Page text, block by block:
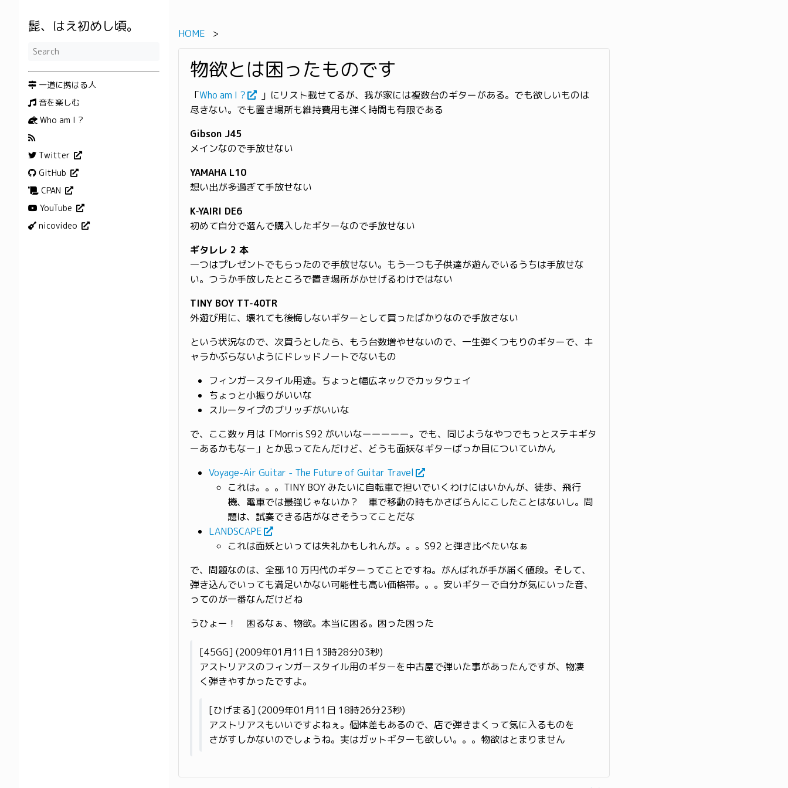
髭、はえ初めし頃。
一道に携はる人
音を楽しむ
Who am I ?
Twitter
GitHub
CPAN
YouTube
nicovideo
HOME
物欲とは困ったものです
「Who am I ?
」にリスト載せてるが、我が家には複数台のギターがある。でも欲しいものは
尽きない。でも置き場所も維持費用も弾く時間も有限である
Gibson J45
メインなので手放せない
YAMAHA L10
想い出が多過ぎて手放せない
K-YAIRI DE6
初めて自分で選んで購入したギターなので手放せない
ギタレレ 2 本
一つはプレゼントでもらったので手放せない。もう一つも子供達が遊んでいるうちは手放せな
い。つうか手放したところで置き場所がかせげるわけではない
TINY BOY TT-40TR
外遊び用に、壊れても後悔しないギターとして買ったばかりなので手放さない
という状況なので、次買うとしたら、もう台数増やせないので、一生弾くつもりのギターで、キ
ャラかぶらないようにドレッドノートでないもの
フィンガースタイル用途。ちょっと幅広ネックでカッタウェイ
ちょっと小振りがいいな
スルータイプのブリッヂがいいな
で、ここ数ヶ月は「Morris S92 がいいなーーーーー。でも、同じようなやつでもっとステキギタ
ーあるかもなー」とか思ってたんだけど、どうも面妖なギターばっか目についていかん
Voyage-Air Guitar - The Future of Guitar Travel
これは。。。TINY BOY みたいに自転車で担いでいくわけにはいかんが、徒歩、飛行
機、電車では最強じゃないか？ 車で移動の時もかさばらんにこしたことはないし。問
題は、試奏できる店がなさそうってことだな
LANDSCAPE
これは面妖といっては失礼かもしれんが。。。S92 と弾き比べたいなぁ
で、問題なのは、全部 10 万円代のギターってことですね。がんばれが手が届く値段。そして、
弾き込んでいっても満足いかない可能性も高い価格帯。。。安いギターで自分が気にいった音、
ってのが一番なんだけどね
うひょー！ 困るなぁ、物欲。本当に困る。困った困った
[45GG] (2009年01月11日 13時28分03秒)
アストリアスのフィンガースタイル用のギターを中古屋で弾いた事があったんですが、物凄
く弾きやすかったですよ。
[ひげまる] (2009年01月11日 18時26分23秒)
アストリアスもいいですよねぇ。個体差もあるので、店で弾きまくって気に入るものを
さがすしかないのでしょうね。実はガットギターも欲しい。。。物欲はとまりません